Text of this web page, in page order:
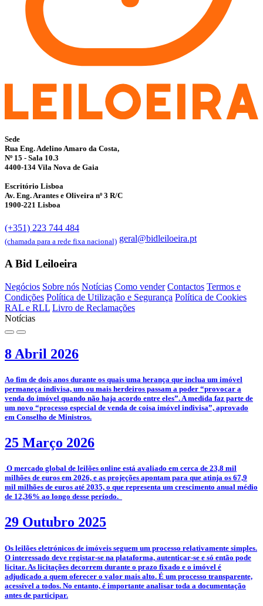
Sede
Rua Eng. Adelino Amaro da Costa,
Nº 15 - Sala 10.3
4400-134 Vila Nova de Gaia
Escritório Lisboa
Av. Eng. Arantes e Oliveira nº 3 R/C
1900-221 Lisboa
(+351) 223 744 484
(chamada para a rede fixa nacional) geral@bidleiloeira.pt
A Bid Leiloeira
Negócios Sobre nós Notícias Como vender Contactos Termos e
Condições Política de Utilização e Segurança Política de Cookies
RAL e RLL Livro de Reclamações
Notícias
8 Abril 2026
­Ao fim de dois anos durante os quais uma herança que inclua um imóvel
permaneça indivisa, um ou mais herdeiros passam a poder “provocar a
venda do imóvel quando não haja acordo entre eles”. A medida faz parte de
um novo “processo especial de venda de coisa imóvel indivisa”, aprovado
em Conselho de Ministros.
25 Março 2026
­­ O mercado global de leilões online está avaliado em cerca de 23,8 mil
milhões de euros em 2026, e as projeções apontam para que atinja os 67,9
mil milhões de euros até 2035, o que representa um crescimento anual médio
de 12,36% ao longo desse período.
29 Outubro 2025
­­Os leilões eletrónicos de imóveis seguem um processo relativamente simples.
O interessado deve registar-se na plataforma, autenticar-se e só então pode
licitar. As licitações decorrem durante o prazo fixado e o imóvel é
adjudicado a quem oferecer o valor mais alto. É um processo transparente,
acessível a todos. No entanto, é importante analisar toda a documentação
antes de participar.